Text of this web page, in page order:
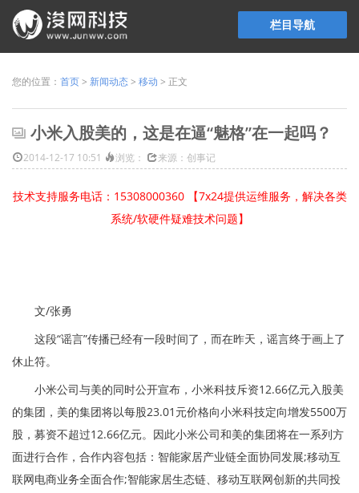
栏目导航
您的位置： 首页> 新闻动态> 移动 > 正文
小米入股美的，这是在逼“魅格”在一起吗？
2014-12-17 10:51 浏览： 来源：创事记
技术支持服务电话：15308000360 【7x24提供运维服务，解决各类
系统/软硬件疑难技术问题】
文/张勇
这段“谣言”传播已经有一段时间了，而在昨天，谣言终于画上了
休止符。
小米公司与美的同时公开宣布，小米科技斥资12.66亿元入股美
的集团，美的集团将以每股23.01元价格向小米科技定向增发5500万
股，募资不超过12.66亿元。因此小米公司和美的集团将在一系列方
面进行合作，合作内容包括：智能家居产业链全面协同发展;移动互
联网电商业务全面合作;智能家居生态链、移动互联网创新的共同投